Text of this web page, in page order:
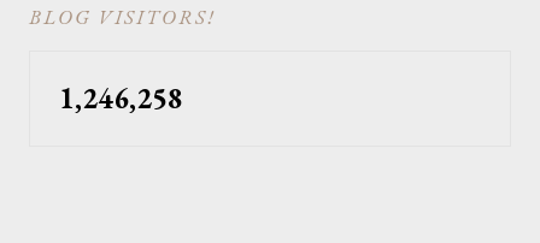
BLOG VISITORS!
1,246,258